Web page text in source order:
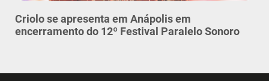
Criolo se apresenta em Anápolis em
encerramento do 12º Festival Paralelo Sonoro